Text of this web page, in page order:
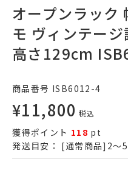
オープンラック
モ ヴィンテー
高さ129cm
商品番号 ISB6012-4
¥11,800 税込
獲得ポイント 118 pt
発送目安： [通常商品]2～